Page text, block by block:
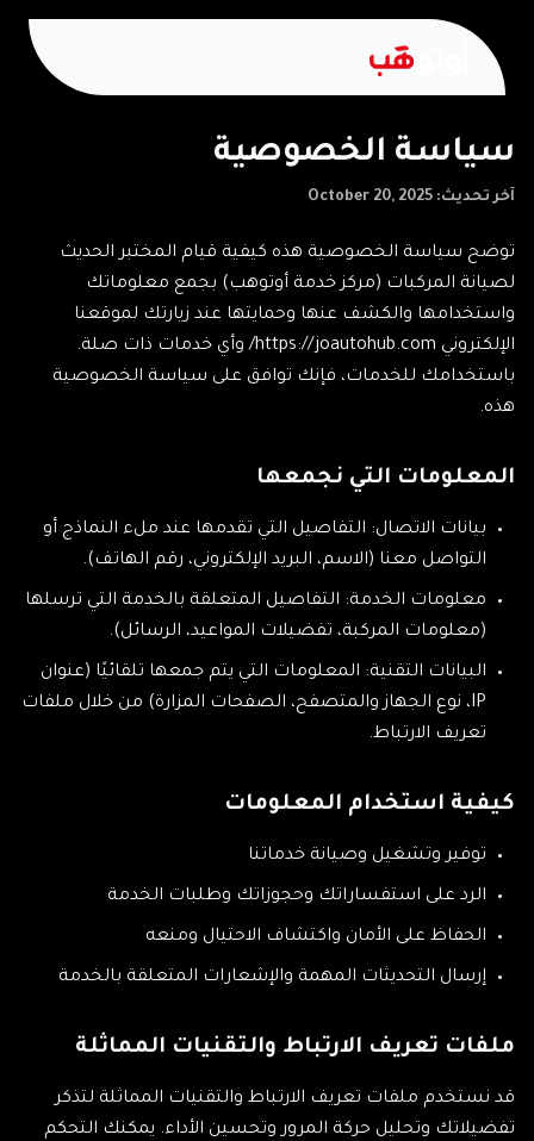
سياسة الخصوصية
آخر تحديث: October 20, 2025
توضح سياسة الخصوصية هذه كيفية قيام المختبر الحديث
لصيانة المركبات (مركز خدمة أوتوهب) بجمع معلوماتك
واستخدامها والكشف عنها وحمايتها عند زيارتك لموقعنا
الإلكتروني https://joautohub.com/ وأي خدمات ذات صلة.
باستخدامك للخدمات، فإنك توافق على سياسة الخصوصية
هذه.
المعلومات التي نجمعها
بيانات الاتصال: التفاصيل التي تقدمها عند ملء النماذج أو
التواصل معنا (الاسم، البريد الإلكتروني، رقم الهاتف).
معلومات الخدمة: التفاصيل المتعلقة بالخدمة التي ترسلها
(معلومات المركبة، تفضيلات المواعيد، الرسائل).
البيانات التقنية: المعلومات التي يتم جمعها تلقائيًا (عنوان
IP، نوع الجهاز والمتصفح، الصفحات المزارة) من خلال ملفات
تعريف الارتباط.
كيفية استخدام المعلومات
توفير وتشغيل وصيانة خدماتنا
الرد على استفساراتك وحجوزاتك وطلبات الخدمة
الحفاظ على الأمان واكتشاف الاحتيال ومنعه
إرسال التحديثات المهمة والإشعارات المتعلقة بالخدمة
ملفات تعريف الارتباط والتقنيات المماثلة
قد نستخدم ملفات تعريف الارتباط والتقنيات المماثلة لتذكر
تفضيلاتك وتحليل حركة المرور وتحسين الأداء. يمكنك التحكم